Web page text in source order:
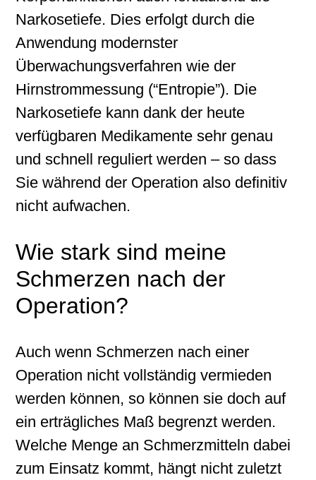
Narkosetiefe. Dies erfolgt durch die
Anwendung modernster
Überwachungsverfahren wie der
Hirnstrommessung (“Entropie”). Die
Narkosetiefe kann dank der heute
verfügbaren Medikamente sehr genau
und schnell reguliert werden – so dass
Sie während der Operation also definitiv
nicht aufwachen.
Wie stark sind meine
Schmerzen nach der
Operation?
Auch wenn Schmerzen nach einer
Operation nicht vollständig vermieden
werden können, so können sie doch auf
ein erträgliches Maß begrenzt werden.
Welche Menge an Schmerzmitteln dabei
zum Einsatz kommt, hängt nicht zuletzt